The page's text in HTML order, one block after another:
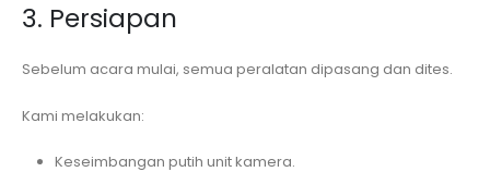
3. Persiapan
Sebelum acara mulai, semua peralatan dipasang dan dites.
Kami melakukan:
Keseimbangan putih unit kamera.